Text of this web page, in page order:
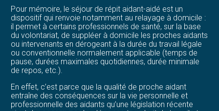
Pour mémoire, le séjour de répit aidant-aidé est un
dispositif qui renvoie notamment au relayage à domicile :
il permet à certains professionnels de santé, sur la base
du volontariat, de suppléer à domicile les proches aidants
ou intervenants en dérogeant à la durée du travail légale
ou conventionnelle normalement applicable (temps de
pause, durées maximales quotidiennes, durée minimale
de repos, etc.).
En effet, c’est parce que la qualité de proche aidant
entraîne des conséquences sur la vie personnelle et
professionnelle des aidants qu’une législation récente